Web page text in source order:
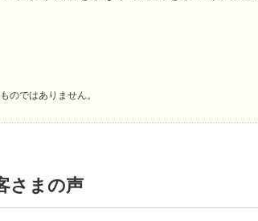
のではありません。
さまの声